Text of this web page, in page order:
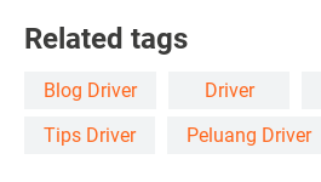
Related tags
Blog Driver Driver
Tips Driver
Peluang Driver